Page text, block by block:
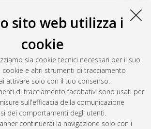
sito web utilizza i
cookie
sia cookie tecnici necessari per il suo
cookie e altri strumenti di tracciamento
attivare solo con il tuo consenso.
di tracciamento facoltativi sono usati per
sull'efficacia della comunicazione
dei comportamenti degli utenti.
continuerai la navigazione solo con i
(CC BY-NC-ND 4.0)
(5MB)|Contatta l'autore
Abstract
metadati
del documento: